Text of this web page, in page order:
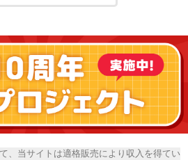
、当サイトは適格販売により収入を得てい